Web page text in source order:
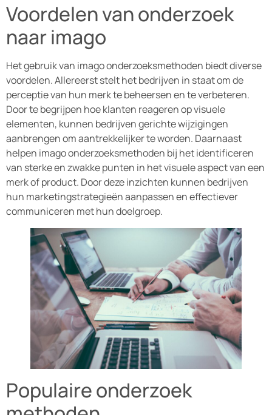
Voordelen van onderzoek
naar imago
Het gebruik van imago onderzoeksmethoden biedt diverse
voordelen. Allereerst stelt het bedrijven in staat om de
perceptie van hun merk te beheersen en te verbeteren.
Door te begrijpen hoe klanten reageren op visuele
elementen, kunnen bedrijven gerichte wijzigingen
aanbrengen om aantrekkelijker te worden. Daarnaast
helpen imago onderzoeksmethoden bij het identificeren
van sterke en zwakke punten in het visuele aspect van een
merk of product. Door deze inzichten kunnen bedrijven
hun marketingstrategieën aanpassen en effectiever
communiceren met hun doelgroep.
Populaire onderzoek